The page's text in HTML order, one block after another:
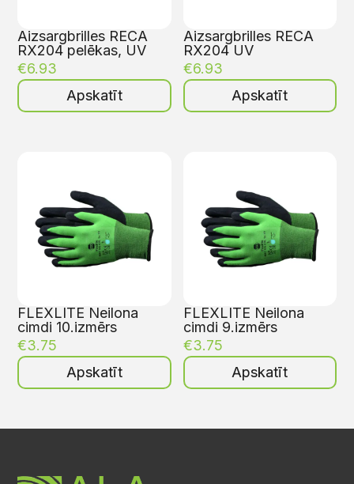
Aizsargbrilles RECA
RX204 pelēkas, UV
€6.93
Apskatīt
Aizsargbrilles RECA
RX204 UV
€6.93
Apskatīt
FLEXLITE Neilona
cimdi 10.izmērs
€3.75
Apskatīt
FLEXLITE Neilona
cimdi 9.izmērs
€3.75
Apskatīt